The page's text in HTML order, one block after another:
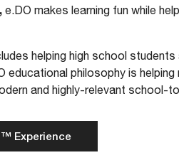
e.DO makes learning fun while
helping high school students
educational philosophy is
and highly-relevant school-
Experience